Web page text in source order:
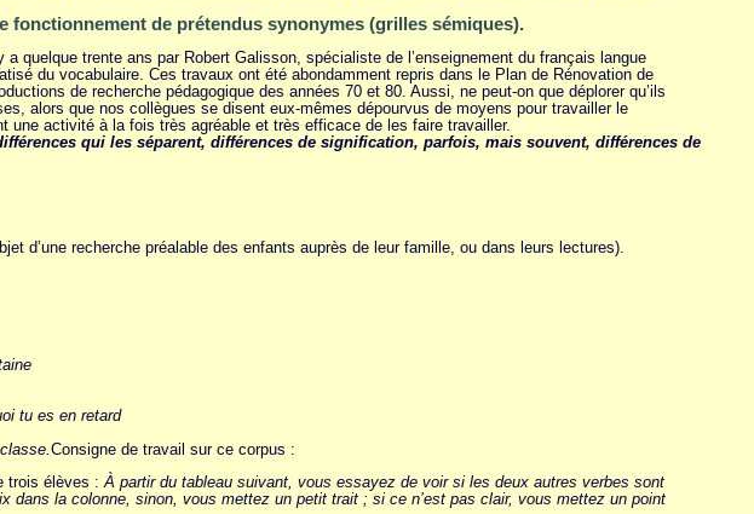
fonctionnement de prétendus synonymes (grilles sémiques).
quelque trente ans par Robert Galisson, spécialiste de l’enseignement du français langue
du vocabulaire. Ces travaux ont été abondamment repris dans le Plan de Rénovation de
de recherche pédagogique des années 70 et 80. Aussi, ne peut-on que déplorer qu’ils
alors que nos collègues se disent eux-mêmes dépourvus de moyens pour travailler le
activité à la fois très agréable et très efficace de les faire travailler.
qui les séparent, différences de signification, parfois, mais souvent, différences de
d’une recherche préalable des enfants auprès de leur famille, ou dans leurs lectures).
tu es en retard
Consigne de travail sur ce corpus :
trois élèves : À partir du tableau suivant, vous essayez de voir si les deux autres verbes sont
dans la colonne, sinon, vous mettez un petit trait ; si ce n’est pas clair, vous mettez un point